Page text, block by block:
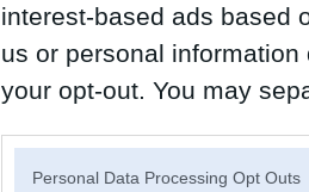
interest-based ads based
us or personal
your opt-out. You may
Personal Data Processing Opt Outs